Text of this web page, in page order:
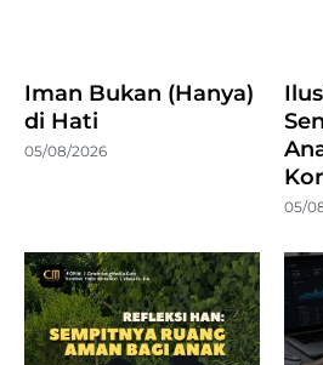
Iman Bukan (Hanya)
di Hati
05/08/2026
05/